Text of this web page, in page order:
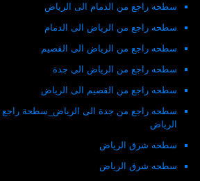
سطحه راجع من الدمام الى الرياض
سطحه راجع من الرياض الى الدمام
سطحه راجع من الرياض الى القصيم
سطحه راجع من الرياض الى جدة
سطحه راجع من القصيم الى الرياض
سطحه راجع من جدة الى الرياض_سطحة
الرياض
سطحه شرق الرياض
سطحه شرق الرياض